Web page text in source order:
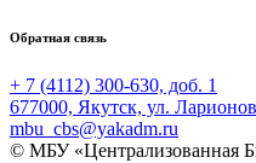
Обратная связь
+ 7 (4112) 300-630, доб. 1
677000, Якутск, ул.
mbu_cbs@yakadm.ru
© МБУ «Централизованная